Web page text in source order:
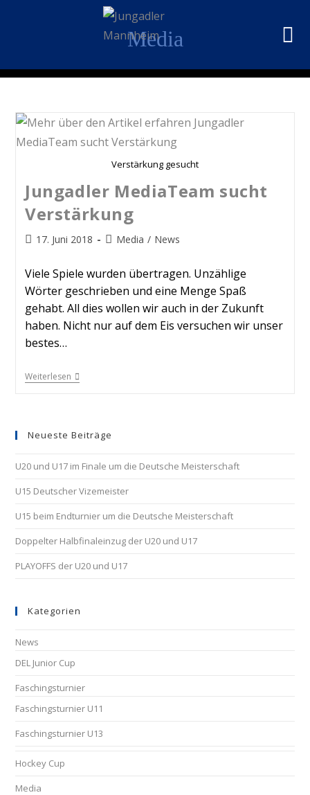
Media
Verstärkung gesucht
Jungadler MediaTeam sucht
Verstärkung
17. Juni 2018 Media / News
Viele Spiele wurden übertragen. Unzählige
Wörter geschrieben und eine Menge Spaß
gehabt. All dies wollen wir auch in der Zukunft
haben. Nicht nur auf dem Eis versuchen wir unser
bestes…
Weiterlesen
Neueste Beiträge
U20 und U17 im Finale um die Deutsche Meisterschaft
U15 Deutscher Vizemeister
U15 beim Endturnier um die Deutsche Meisterschaft
Doppelter Halbfinaleinzug der U20 und U17
PLAYOFFS der U20 und U17
Kategorien
News
DEL Junior Cup
Faschingsturnier
Faschingsturnier U11
Faschingsturnier U13
Hockey Cup
Media